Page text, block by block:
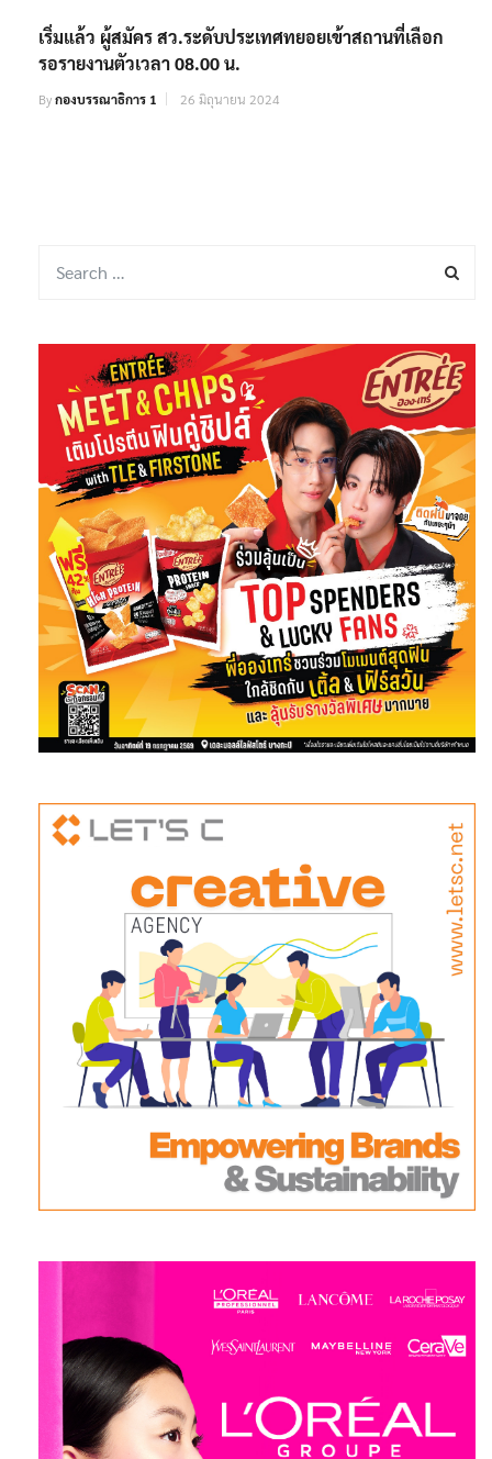
เริ่มแล้ว ผู้สมัคร สว.ระดับประเทศทยอยเข้าสถานที่เลือก
รอรายงานตัวเวลา 08.00 น.
Byกองบรรณาธิการ 1 26 มิถุนายน 2024